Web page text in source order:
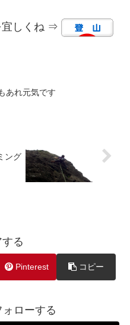
宜しくね ⇒
あれ元気です
ング
る
Pinterest コピー
ローする